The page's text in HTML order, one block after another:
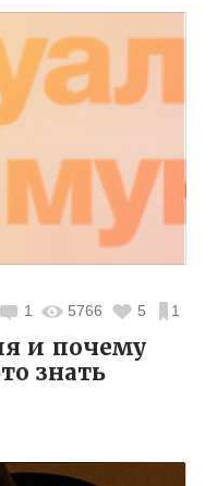
1 5766 5 1
и почему
знать